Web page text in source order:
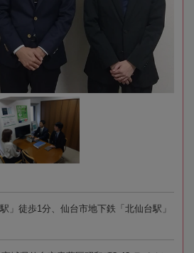
」徒歩1分、仙台市地下鉄「北仙台駅」